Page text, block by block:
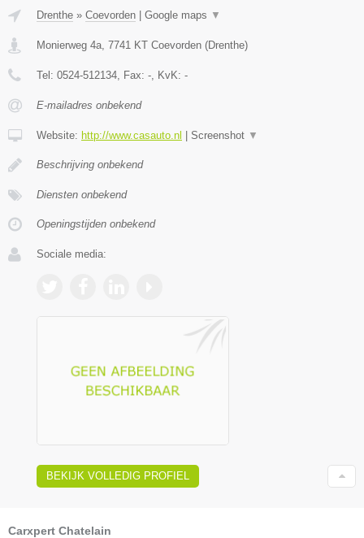
Drenthe » Coevorden Google maps ▼
Monierweg 4a 7741 KT Coevorden (Drenthe)
Tel: 0524-512134 , Fax: - , KvK: -
E-mailadres onbekend
Website: http://www.casauto.nl Screenshot ▼
Beschrijving onbekend
Diensten onbekend
Openingstijden onbekend
Sociale media:
BEKIJK VOLLEDIG PROFIEL
Carxpert Chatelain